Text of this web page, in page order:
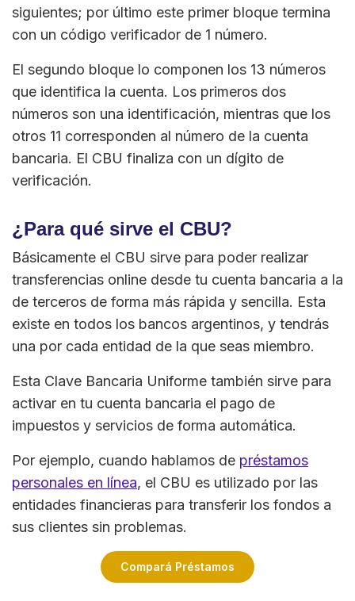
siguientes; por último este primer bloque termina
con un código verificador de 1 número.
El segundo bloque lo componen los 13 números
que identifica la cuenta. Los primeros dos
números son una identificación, mientras que los
otros 11 corresponden al número de la cuenta
bancaria. El CBU finaliza con un dígito de
verificación.
¿Para qué sirve el CBU?
Básicamente el CBU sirve para poder realizar
transferencias online desde tu cuenta bancaria a la
de terceros de forma más rápida y sencilla. Esta
existe en todos los bancos argentinos, y tendrás
una por cada entidad de la que seas miembro.
Esta Clave Bancaria Uniforme también sirve para
activar en tu cuenta bancaria el pago de
impuestos y servicios de forma automática.
Por ejemplo, cuando hablamos de préstamos
personales en línea, el CBU es utilizado por las
entidades financieras para transferir los fondos a
sus clientes sin problemas.
Compará Préstamos